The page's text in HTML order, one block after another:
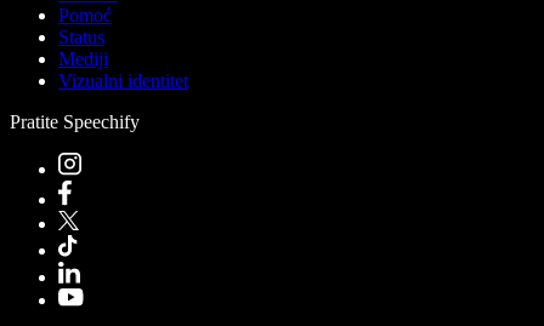
Pomoć
Status
Mediji
Vizualni identitet
Pratite Speechify